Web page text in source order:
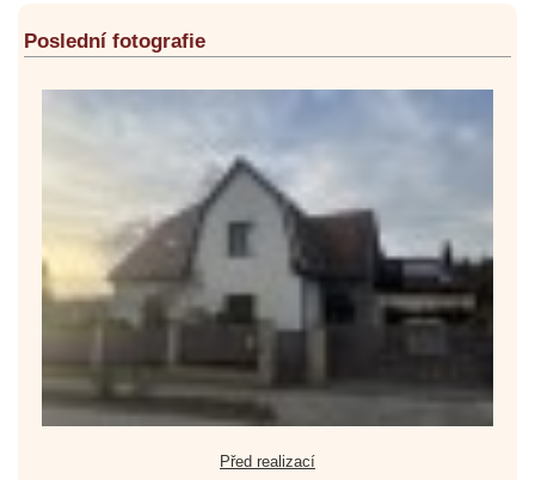
Poslední fotografie
Před realizací